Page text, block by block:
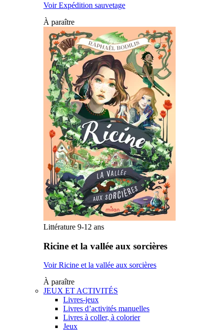
Voir Expédition sauvetage
À paraître
Littérature 9-12 ans
Ricine et la vallée aux sorcières
Voir Ricine et la vallée aux sorcières
À paraître
JEUX ET ACTIVITÉS
Livres-jeux
Livres d’activités manuelles
Livres à coller, à colorier
Jeux